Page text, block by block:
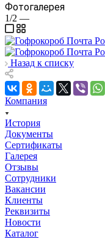
Фотогалерея
1/2 —
Назад к списку
Компания
История
Документы
Сертификаты
Галерея
Отзывы
Сотрудники
Вакансии
Клиенты
Реквизиты
Новости
Каталог